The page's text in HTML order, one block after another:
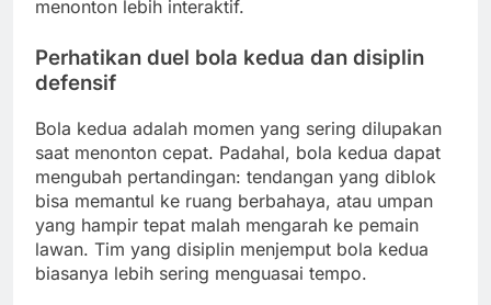
menonton lebih interaktif.
Perhatikan duel bola kedua dan disiplin
defensif
Bola kedua adalah momen yang sering dilupakan
saat menonton cepat. Padahal, bola kedua dapat
mengubah pertandingan: tendangan yang diblok
bisa memantul ke ruang berbahaya, atau umpan
yang hampir tepat malah mengarah ke pemain
lawan. Tim yang disiplin menjemput bola kedua
biasanya lebih sering menguasai tempo.